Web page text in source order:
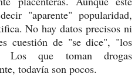
"aparente" popularidad,
No hay datos precisos ni
cuestión de "se dice", "los
Los que toman drogas
todavía son pocos.